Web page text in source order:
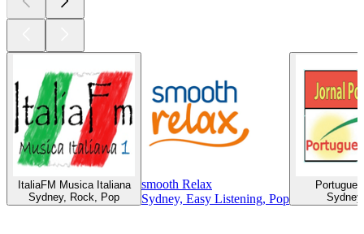
ItaliaFM Musica Italiana
Sydney, Rock, Pop
smooth Relax
Sydney, Easy Listening, Pop